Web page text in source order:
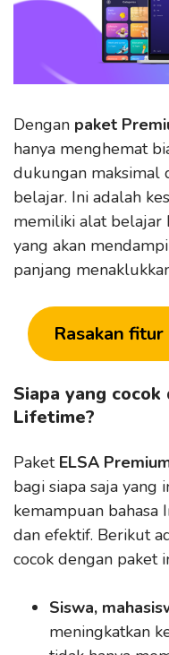
Dengan paket
hanya menghemat
dukungan maksimal
belajar. Ini adalah
memiliki alat belajar
yang akan
panjang
Rasakan
Siapa yang cocok
Lifetime?
Paket ELSA
bagi siapa saja yang
kemampuan bahasa
dan efektif. Berikut
cocok dengan paket
Siswa,
meningkatkan